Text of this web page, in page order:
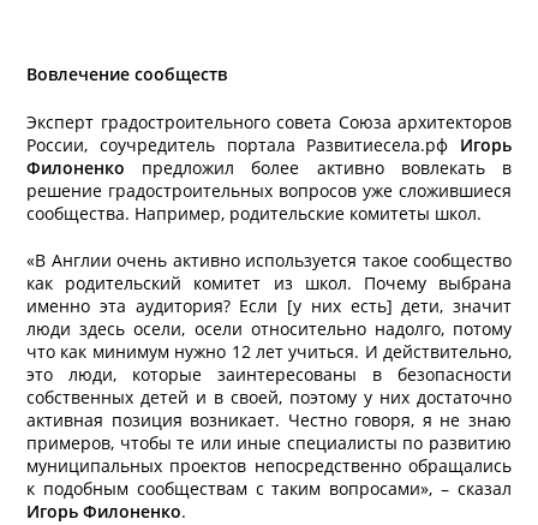
Вовлечение сообществ
Эксперт градостроительного совета Союза архитекторов
России, соучредитель портала Развитиесела.рф Игорь
Филоненко предложил более активно вовлекать в
решение градостроительных вопросов уже сложившиеся
сообщества. Например, родительские комитеты школ.
«В Англии очень активно используется такое сообщество
как родительский комитет из школ. Почему выбрана
именно эта аудитория? Если [у них есть] дети, значит
люди здесь осели, осели относительно надолго, потому
что как минимум нужно 12 лет учиться. И действительно,
это люди, которые заинтересованы в безопасности
собственных детей и в своей, поэтому у них достаточно
активная позиция возникает. Честно говоря, я не знаю
примеров, чтобы те или иные специалисты по развитию
муниципальных проектов непосредственно обращались
к подобным сообществам с таким вопросами», – сказал
Игорь Филоненко.